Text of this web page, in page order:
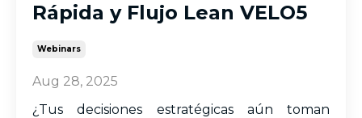
Rápida y Flujo Lean VELO5
Webinars
Aug 28, 2025
¿Tus decisiones estratégicas aún toman